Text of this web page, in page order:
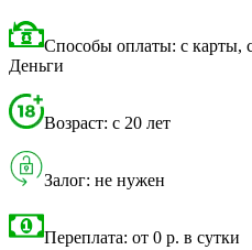
Способы оплаты: с карты,
Деньги
Возраст: с 20 лет
Залог: не нужен
Переплата: от 0 р. в сутки